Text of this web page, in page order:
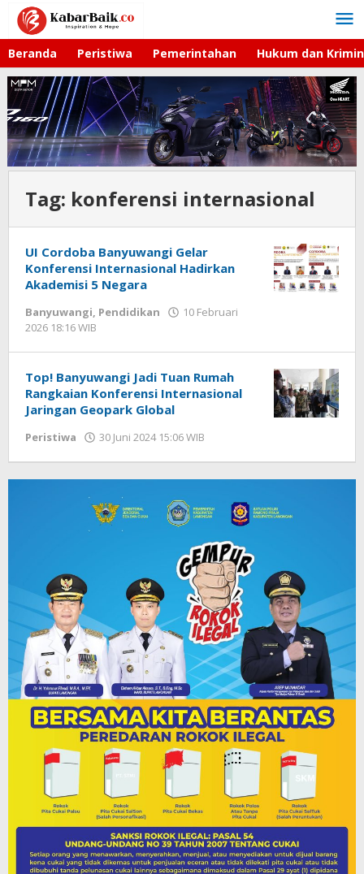
Lewati
konten
Beranda Peristiwa Pemerintahan Hukum dan
Tag: konferensi internasional
UI Cordoba Banyuwangi Gelar
Konferensi Internasional Hadirkan
Akademisi 5 Negara
Banyuwangi, Pendidikan
10 Februari
2026 18:16 WIB
Top! Banyuwangi Jadi Tuan Rumah
Rangkaian Konferensi Internasional
Jaringan Geopark Global
Peristiwa 30 Juni 2024 15:06 WIB